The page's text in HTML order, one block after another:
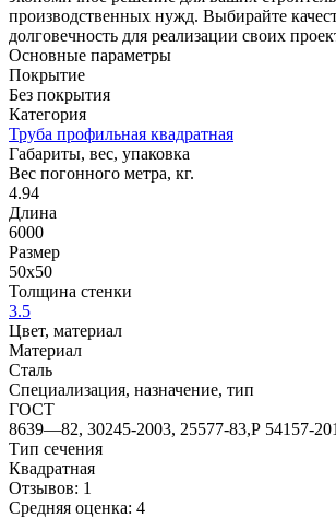
производственных нужд. Выбирайте
долговечность для реализации своих
Основные параметры
Покрытие
Без покрытия
Категория
Труба профильная квадратная
Габариты, вес, упаковка
Вес погонного метра, кг.
4.94
Длина
6000
Размер
50х50
Толщина стенки
3.5
Цвет, материал
Материал
Сталь
Специализация, назначение, тип
ГОСТ
8639—82, 30245-2003, 25577-83,Р 54157-
Тип сечения
Квадратная
Отзывов: 1
Средняя оценка: 4